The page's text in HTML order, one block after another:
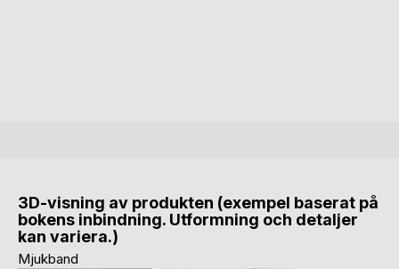
3D-visning av produkten (exempel baserat på
bokens inbindning. Utformning och detaljer
kan variera.)
Mjukband